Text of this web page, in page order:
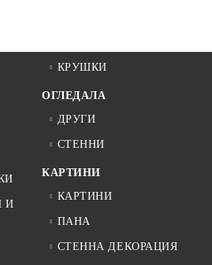
И
КРУШКИ
ОГЛЕДАЛА
ДРУГИ
СТЕННИ
КАРТИНИ
КАРТИНИ
ПАНА
СТЕННА ДЕКОРАЦИЯ